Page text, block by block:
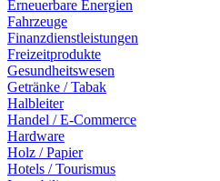
Erneuerbare Energien
Fahrzeuge
Finanzdienstleistungen
Freizeitprodukte
Gesundheitswesen
Getränke / Tabak
Halbleiter
Handel / E-Commerce
Hardware
Holz / Papier
Hotels / Tourismus